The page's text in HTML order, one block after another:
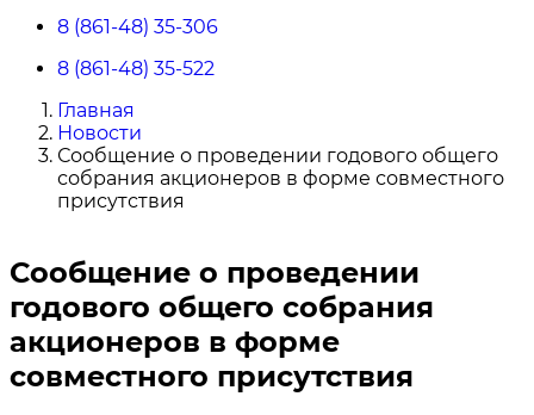
8 (861-48) 35-306
8 (861-48) 35-522
Главная
Новости
Сообщение о проведении годового общего
собрания акционеров в форме совместного
присутствия
Сообщение о проведении
годового общего собрания
акционеров в форме
совместного присутствия